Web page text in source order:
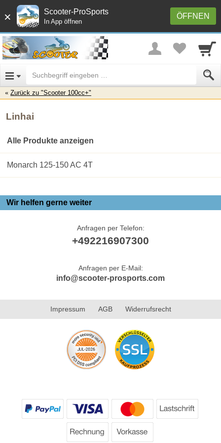
× ÖFFNEN
Scooter-ProSports
In App öffnen
Zurück zu "Scooter 100cc+"
Linhai
Alle Produkte anzeigen
Monarch 125-150 AC 4T
Wir helfen gerne weiter
Anfragen per Telefon:
+492216907300
Anfragen per E-Mail:
info@scooter-prosports.com
Impressum AGB Widerrufsrecht